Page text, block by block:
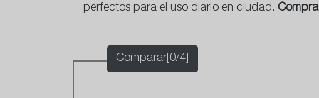
perfectos para el uso diario en ciudad.
Comparar[0/4]